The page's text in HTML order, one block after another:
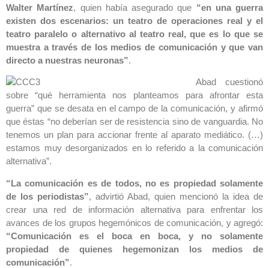
Walter Martínez, quien había asegurado que “en una guerra
existen dos escenarios: un teatro de operaciones real y el
teatro paralelo o alternativo al teatro real, que es lo que se
muestra a través de los medios de comunicación y que van
directo a nuestras neuronas”.
Abad cuestionó
sobre “qué herramienta nos planteamos para afrontar esta
guerra” que se desata en el campo de la comunicación, y afirmó
que éstas “no deberían ser de resistencia sino de vanguardia. No
tenemos un plan para accionar frente al aparato mediático. (…)
estamos muy desorganizados en lo referido a la comunicación
alternativa”.
“La comunicación es de todos, no es propiedad solamente
de los periodistas”, advirtió Abad, quien mencionó la idea de
crear una red de información alternativa para enfrentar los
avances de los grupos hegemónicos de comunicación, y agregó:
“Comunicación es el boca en boca, y no solamente
propiedad de quienes hegemonizan los medios de
comunicación”.